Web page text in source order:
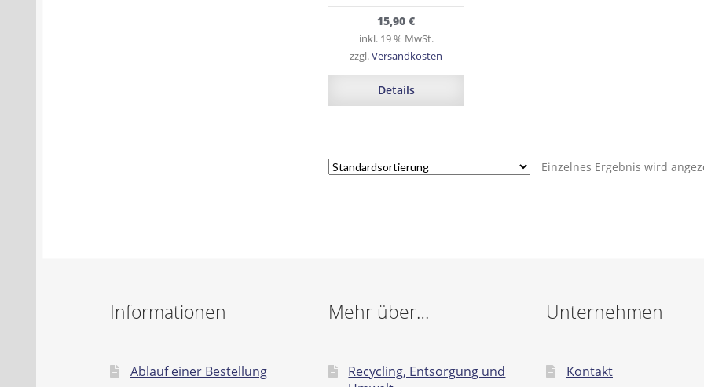
15,90€
inkl. 19 % MwSt.
zzgl.Versandkosten
Details
Einzelnes Ergebnis wird
Informationen
Ablauf einer Bestellung
Mehr über…
Recycling, Entsorgung und
Unternehmen
Kontakt